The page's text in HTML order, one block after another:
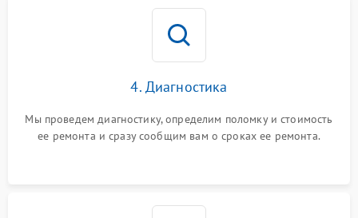
4. Диагностика
Мы проведем диагностику, определим поломку и стоимость
ее ремонта и сразу сообщим вам о сроках ее ремонта.